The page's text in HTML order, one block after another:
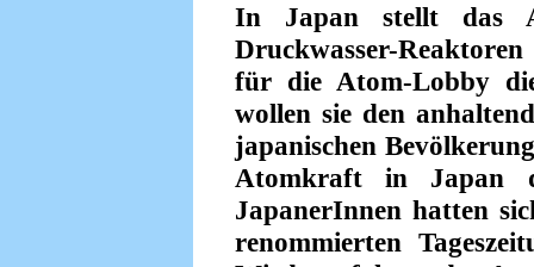
In Japan stellt das
Druckwasser-
für die Atom-Lobby
wollen sie den
japanischen
Atomkraft in Japan
JapanerInnen hatten
renommierten